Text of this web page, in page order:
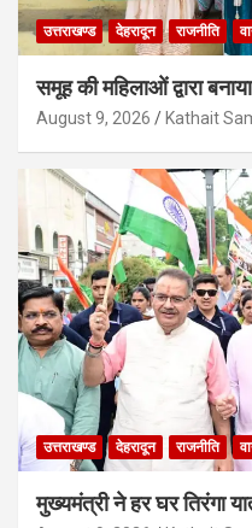
उत्तराखण्ड देहरादून राजनीति
समूह की महिलाओं द्वारा
August 9, 2026 Kathait
उत्तराखण्ड देहरादून राजनीति
मुख्यमंत्री ने हर घर तिरंगा